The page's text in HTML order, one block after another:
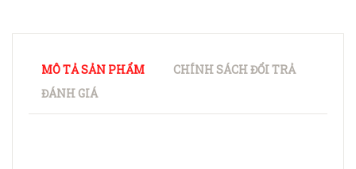
MÔ TẢ SẢN PHẨM
CHÍNH SÁCH ĐỔI TRẢ
ĐÁNH GIÁ